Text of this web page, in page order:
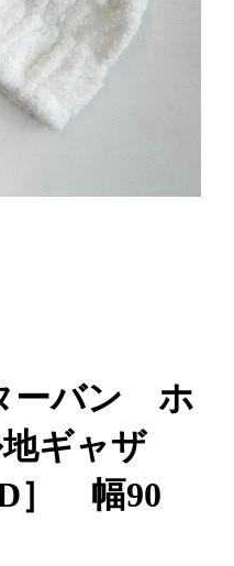
ーバン ホ
ギャザ
］ 幅90